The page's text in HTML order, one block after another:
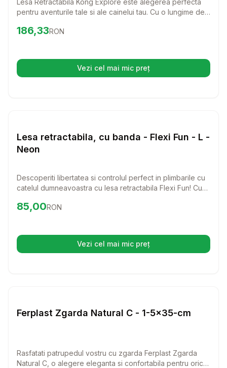
Lesa Retractabila Kong Explore este alegerea perfecta
pentru aventurile tale si ale cainelui tau. Cu o lungime de
aceasta lesa ofera libertate de miscare si control in
Preț: 186.33
186,33RON
Vezi cel mai mic preț(se deschide într-o filă nouă)
Lese si Zgarzi
Lesa retractabila, cu banda - Flexi Fun - L -
Neon
Descoperiti libertatea si controlul perfect in plimbarile cu
catelul dumneavoastra cu lesa retractabila Flexi Fun! Cu
este ideala pentru cainii de pana la 50 kg, oferindu-le
Preț:85.00
85,00RON
Vezi cel mai mic preț(se deschide într-o filă nouă)
Lese si Zgarzi
Ferplast Zgarda Natural C - 1-5x35-cm
Rasfatati patrupedul vostru cu zgarda Ferplast Zgarda
Natural C, o alegere eleganta si confortabila pentru orice